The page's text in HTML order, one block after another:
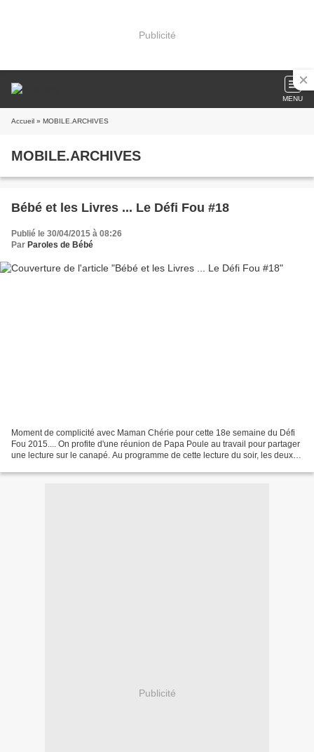
Publicité
MENU
Accueil » MOBILE.ARCHIVES
MOBILE.ARCHIVES
Bébé et les Livres ... Le Défi Fou #18
Publié le 30/04/2015 à 08:26
Par Paroles de Bébé
Moment de complicité avec Maman Chérie pour cette 18e semaine du Défi
Fou 2015.... On profite d'une réunion de Papa Poule au travail pour partager
une lecture sur le canapé. Au programme de cette lecture du soir, les deux
Publicité